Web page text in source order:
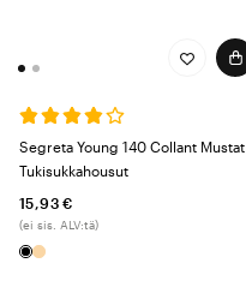
Segreta Young 140 Collant Mustat
Tukisukkahousut
15,93 €
(ei sis. ALV:tä)